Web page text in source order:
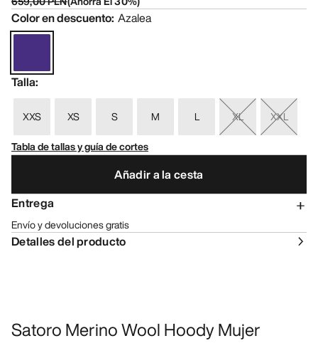
Color en descuento: Azalea
Talla:
XXS XS S M L XL
XXL
Tabla de tallas y guía de cortes
Añadir a la cesta
Entrega
Envío y devoluciones gratis
Detalles del producto
Satoro Merino Wool Hoody Mujer